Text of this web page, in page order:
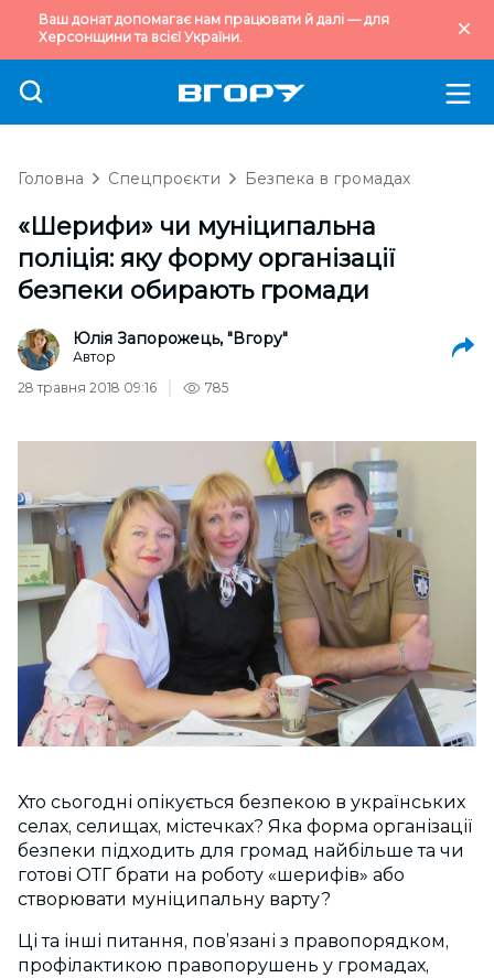
Ваш донат допомагає нам працювати й далі — для
Херсонщини та всієї України.
Головна Спецпроєкти Безпека в громадах
«Шерифи» чи муніципальна
поліція: яку форму організації
безпеки обирають громади
Юлія Запорожець, "Вгору"
Автор
28 травня 2018 09:16
785
Хто сьогодні опікується безпекою в українських
селах, селищах, містечках? Яка форма організації
безпеки підходить для громад найбільше та чи
готові ОТГ брати на роботу «шерифів» або
створювати муніципальну варту?
Ці та інші питання, пов’язані з правопорядком,
профілактикою правопорушень у громадах,